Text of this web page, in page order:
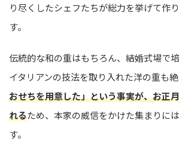
り尽くしたシェフたちが総力を挙げて作
す。
伝統的な和の重はもちろん、結婚式場で
イタリアンの技法を取り入れた洋の重も絶
おせちを用意した」という事実が、お正
れるため、本家の威信をかけた集まりに
す。